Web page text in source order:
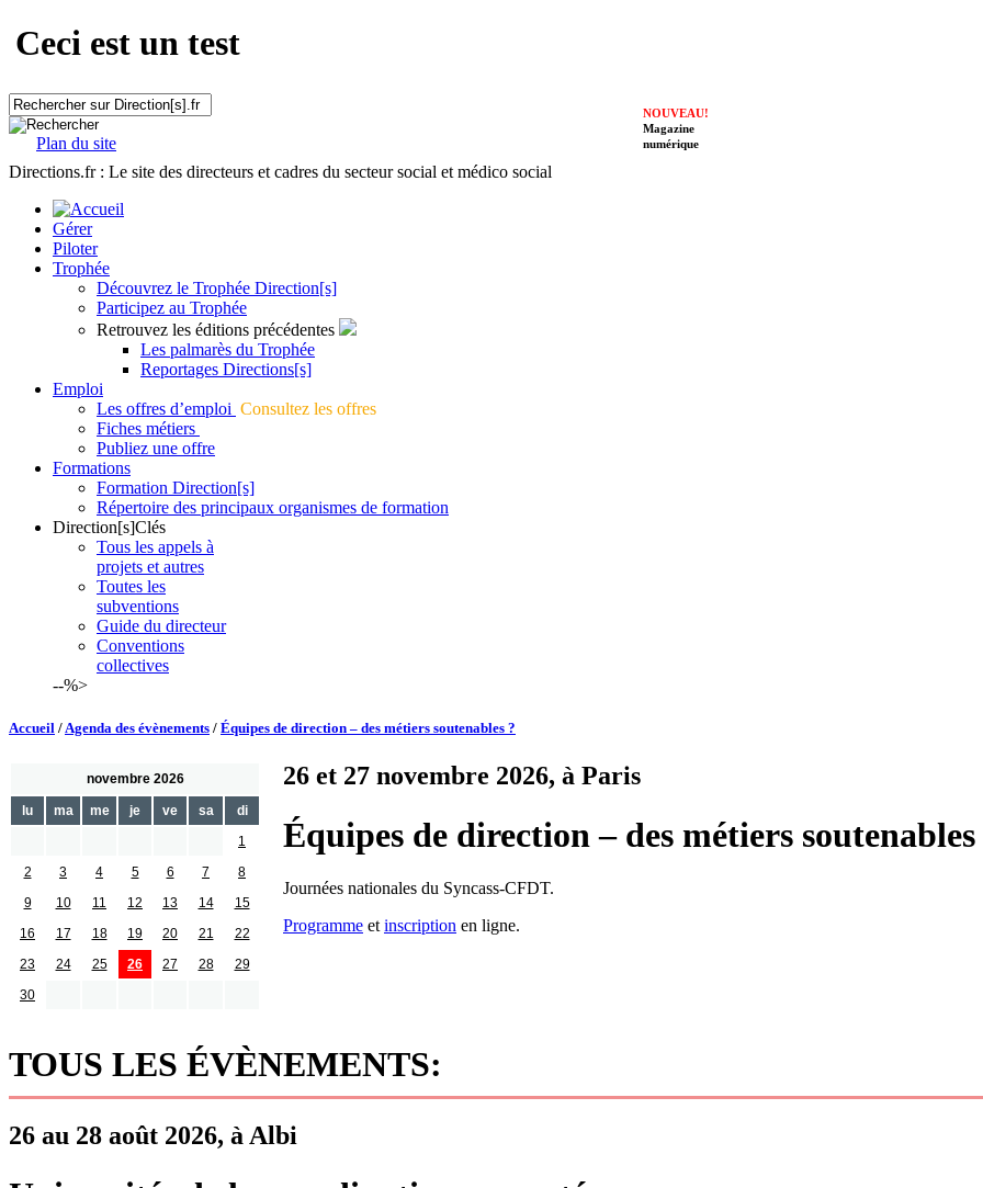
Ceci est un test
Plan du site
NOUVEAU!
Magazine
numérique
Directions.fr : Le site des directeurs et cadres du secteur social et médico social
Gérer
Piloter
Trophée
Découvrez le Trophée Direction[s]
Participez au Trophée
Retrouvez les éditions précédentes
Les palmarès du Trophée
Reportages Directions[s]
Emploi
Les offres d’emploi Consultez les offres
Fiches métiers
Publiez une offre
Formations
Formation Direction[s]
Répertoire des principaux organismes de formation
Direction[s]Clés
Tous les appels à
projets et autres
Toutes les
subventions
Guide du directeur
Conventions
collectives
--%>
Accueil /Agenda des évènements / Équipes de direction – des métiers soutenables ?
novembre 2026
lu ma me je ve sa
di
1
2
3 4 5 6 7
8
9
10 11 12 13 14
15
16
17 18 19 20 21
22
23
24 25 26 27 28
29
30
26 et 27 novembre 2026, à Paris
Équipes de direction – des métiers soutenables
Journées nationales du Syncass-CFDT.
Programme et inscription en ligne.
TOUS LES ÉVÈNEMENTS:
26 au 28 août 2026, à Albi